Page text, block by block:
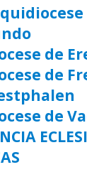
de
de
de